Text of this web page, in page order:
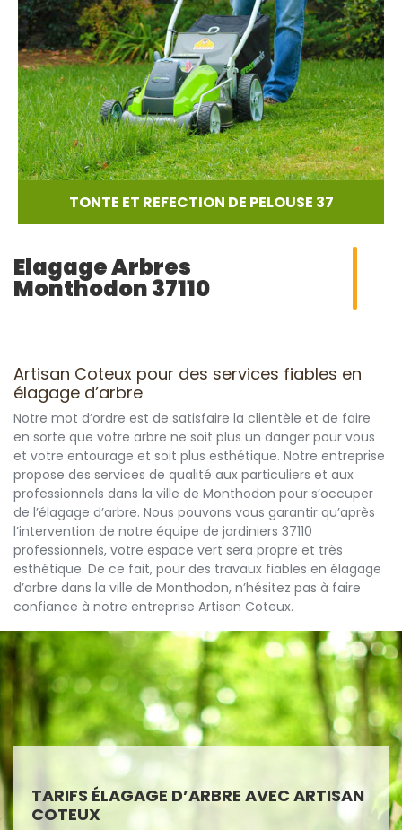
TONTE ET REFECTION DE PELOUSE 37
Elagage Arbres
Monthodon 37110
Artisan Coteux pour des services fiables en
élagage d’arbre
Notre mot d’ordre est de satisfaire la clientèle et de faire
en sorte que votre arbre ne soit plus un danger pour vous
et votre entourage et soit plus esthétique. Notre entreprise
propose des services de qualité aux particuliers et aux
professionnels dans la ville de Monthodon pour s’occuper
de l’élagage d’arbre. Nous pouvons vous garantir qu’après
l’intervention de notre équipe de jardiniers 37110
professionnels, votre espace vert sera propre et très
esthétique. De ce fait, pour des travaux fiables en élagage
d’arbre dans la ville de Monthodon, n’hésitez pas à faire
confiance à notre entreprise Artisan Coteux.
TARIFS ÉLAGAGE D’ARBRE AVEC ARTISAN
COTEUX